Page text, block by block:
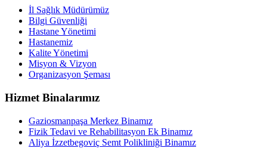
İl Sağlık Müdürümüz
Bilgi Güvenliği
Hastane Yönetimi
Hastanemiz
Kalite Yönetimi
Misyon & Vizyon
Organizasyon Şeması
Hizmet Binalarımız
Gaziosmanpaşa Merkez Binamız
Fizik Tedavi ve Rehabilitasyon Ek Binamız
Aliya İzzetbegoviç Semt Polikliniği Binamız